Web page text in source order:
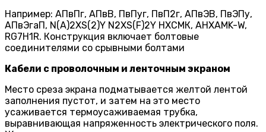
Например: АПвПг, АПвВ, ПвПуг, ПвП2г, АПвЭВ, ПвЭПу,
АПвЭгаП, N(A)2XS(2)Y N2XS(F)2Y НХСМК, AHXAMK-W,
RG7H1R. Конструкция включает болтовые
соединителями со срывными болтами
Кабели с проволочным и ленточным экраном
Место среза экрана подматывается желтой лентой
заполнения пустот, и затем на это место
усаживается термоусаживаемая трубка,
выравнивающая напряженность электрического поля.